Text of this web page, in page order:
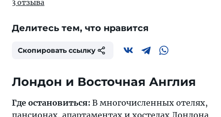
3 отзыва
Делитесь тем, что нравится
Скопировать ссылку
Лондон и Восточная Англия
Где остановиться: В многочисленных отелях,
пансионах, апартаментах и хостелах Лондона